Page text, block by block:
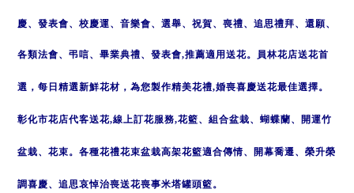
慶、發表會、校慶運、音樂會、選舉、祝賀、喪禮、追思禮拜、還願、
各類法會、弔唁、畢業典禮、發表會,推薦適用送花。 員林花店送花首
選，每日精選新鮮花材，為您製作精美花禮,婚喪喜慶送花最佳選擇。
彰化市花店代客送花,線上訂花服務,花籃、組合盆栽、蝴蝶蘭、開運竹
盆栽、花束。各種花禮花束盆栽高架花籃適合傳情、開幕喬遷、榮升榮
調喜慶、追思哀悼治喪送花喪事米塔罐頭籃。